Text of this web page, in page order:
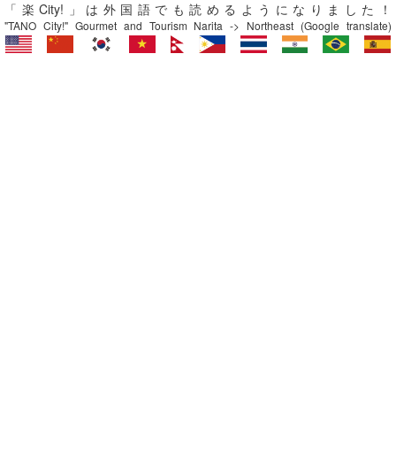
「楽City!」は外国語でも読めるようになりました！
"TANO City!" Gourmet and Tourism Narita -> Northeast (Google translate)